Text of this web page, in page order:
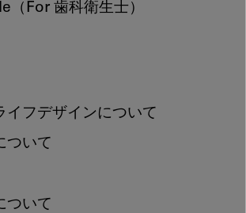
（For 歯科衛生士）
イフデザインについて
ついて
ついて